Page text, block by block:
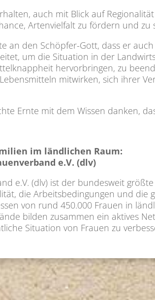
auch mit Blick auf
Artenvielfalt zu fördern und
an den Schöpfer-Gott, dass er
um die Situation in der
hervorbringen, zu
mitwirken, sich ihrer
Ernte mit dem Wissen danken,
im ländlichen Raum:
e.V. (dlv)
e.V. (dlv) ist der bundesweit
die Arbeitsbedingungen und
von rund 450.000 Frauen in
bilden zusammen ein aktives
Situation von Frauen zu